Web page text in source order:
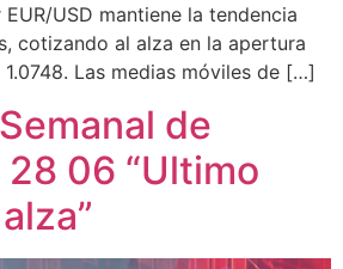
USD mantiene la tendencia
cotizando al alza en la apertura
Las medias móviles de […]
de
06 “Ultimo